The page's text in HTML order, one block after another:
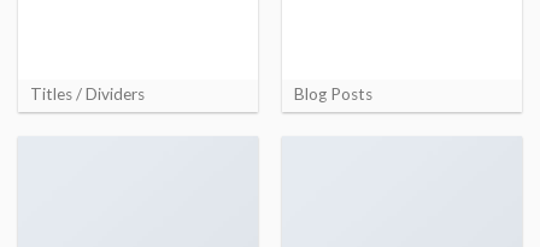
Titles / Dividers Blog Posts